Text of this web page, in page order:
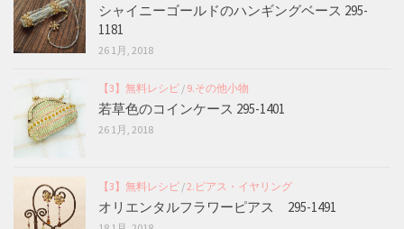
シャイニーゴールドのハンギングベース 295-
1181
26 1月, 2018
【3】無料レシピ / 9.その他小物
若草色のコインケース 295-1401
26 1月, 2018
【3】無料レシピ /2.ピアス・イヤリング
オリエンタルフラワーピアス 295-1491